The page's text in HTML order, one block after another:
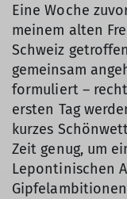
Eine Woche
meinem alten
Schweiz
gemeinsam
formuliert –
ersten Tag
kurzes
Zeit genug, um
Lepontinischen